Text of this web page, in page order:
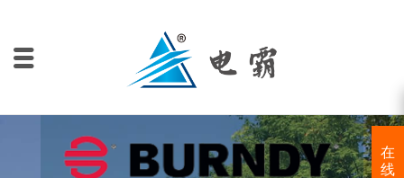
在
线